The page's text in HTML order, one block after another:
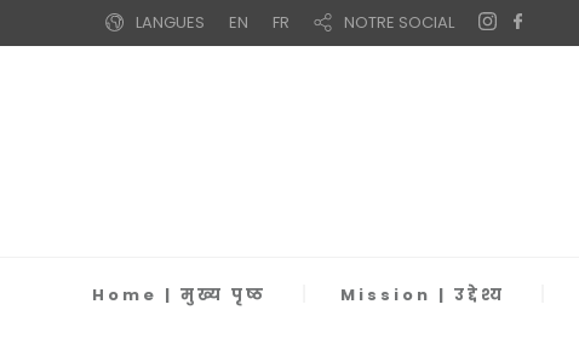
LANGUES EN FR NOTRE SOCIAL
Home | मुख्य पृष्ठ Mission | उद्देश्य